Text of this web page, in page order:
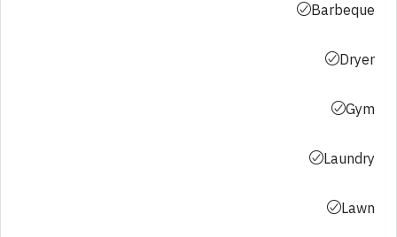
Barbeque
Dryer
Gym
Laundry
Lawn